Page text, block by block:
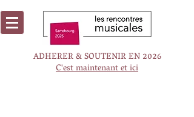
ADHERER & SOUTENIR EN 2026
C'est maintenant et ici